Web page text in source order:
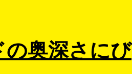
奥深さにび